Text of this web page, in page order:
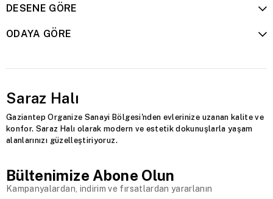
DESENE GÖRE
ODAYA GÖRE
Saraz Halı
Gaziantep Organize Sanayi Bölgesi'nden evlerinize uzanan kalite ve
konfor. Saraz Halı olarak modern ve estetik dokunuşlarla yaşam
alanlarınızı güzelleştiriyoruz.
Bültenimize Abone Olun
Kampanyalardan, indirim ve fırsatlardan yararlanın